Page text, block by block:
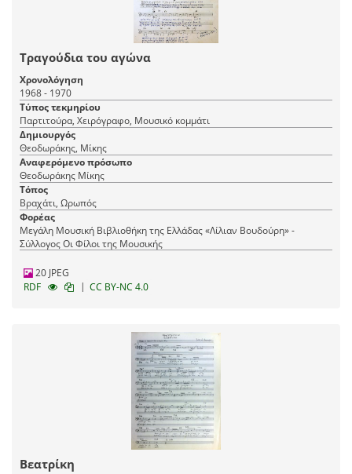
Τραγούδια του αγώνα
Χρονολόγηση
1968 - 1970
Τύπος τεκμηρίου
Παρτιτούρα, Χειρόγραφο, Μουσικό κομμάτι
Δημιουργός
Θεοδωράκης, Μίκης
Αναφερόμενο πρόσωπο
Θεοδωράκης Μίκης
Τόπος
Βραχάτι, Ωρωπός
Φορέας
Μεγάλη Μουσική Βιβλιοθήκη της Ελλάδας «Λίλιαν Βουδούρη» -
Σύλλογος Οι Φίλοι της Μουσικής
20 JPEG
RDF
| CC BY-NC 4.0
Βεατρίκη